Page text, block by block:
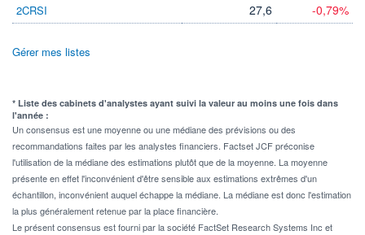
2CRSI 27,6 -0,79%
Gérer mes listes
* Liste des cabinets d'analystes ayant suivi la valeur au moins une fois dans
l'année :
Un consensus est une moyenne ou une médiane des prévisions ou des
recommandations faites par les analystes financiers. Factset JCF préconise
l'utilisation de la médiane des estimations plutôt que de la moyenne. La moyenne
présente en effet l'inconvénient d'être sensible aux estimations extrêmes d'un
échantillon, inconvénient auquel échappe la médiane. La médiane est donc l'estimation
la plus généralement retenue par la place financière.
Le présent consensus est fourni par la société FactSet Research Systems Inc et